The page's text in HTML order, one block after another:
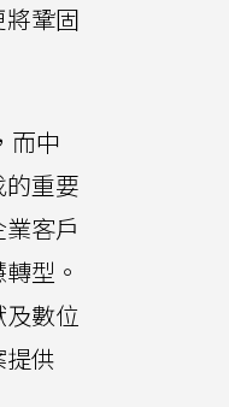
鞏固
而中
重要
客戶
型。
數位
供